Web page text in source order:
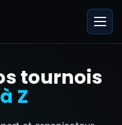
tournois
Z